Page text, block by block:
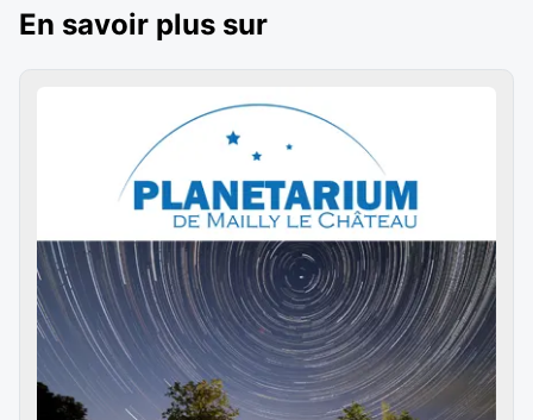
En savoir plus sur